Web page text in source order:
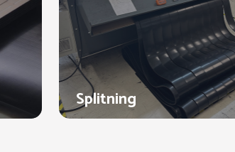
Splitning